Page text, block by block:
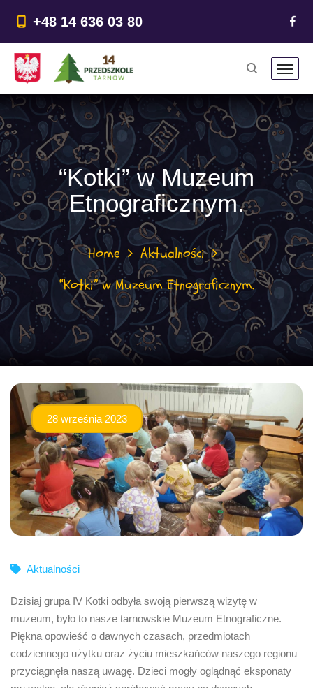
treści
+48 14 636 03 80
“Kotki” w Muzeum
Etnograficznym.
Home
Aktualności
“Kotki” w Muzeum Etnograficznym.
28 września 2023
Aktualności
Dzisiaj grupa IV Kotki odbyła swoją pierwszą wizytę w
muzeum, było to nasze tarnowskie Muzeum Etnograficzne.
Piękna opowieść o dawnych czasach, przedmiotach
codziennego użytku oraz życiu mieszkańców naszego regionu
przyciągnęła naszą uwagę. Dzieci mogły oglądnąć eksponaty